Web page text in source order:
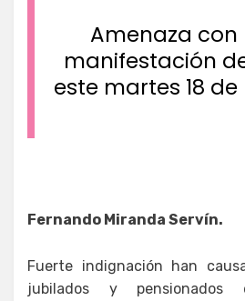
Amenaza con
manifestación
este martes 18
Fernando Miranda Servín.
Fuerte indignación han
jubilados y pensionados